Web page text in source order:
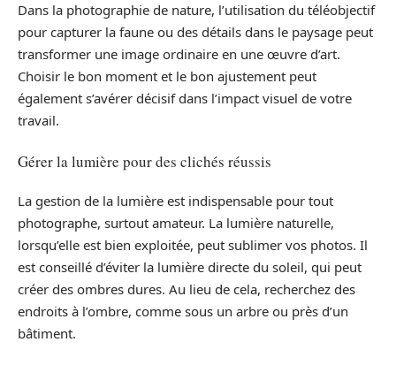
Dans la photographie de nature, l’utilisation du téléobjectif
pour capturer la faune ou des détails dans le paysage peut
transformer une image ordinaire en une œuvre d’art.
Choisir le bon moment et le bon ajustement peut
également s’avérer décisif dans l’impact visuel de votre
travail.
Gérer la lumière pour des clichés réussis
La gestion de la lumière est indispensable pour tout
photographe, surtout amateur. La lumière naturelle,
lorsqu’elle est bien exploitée, peut sublimer vos photos. Il
est conseillé d’éviter la lumière directe du soleil, qui peut
créer des ombres dures. Au lieu de cela, recherchez des
endroits à l’ombre, comme sous un arbre ou près d’un
bâtiment.